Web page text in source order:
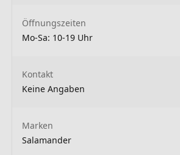
Öffnungszeiten
Mo-Sa: 10-19 Uhr
Kontakt
Keine Angaben
Marken
Salamander